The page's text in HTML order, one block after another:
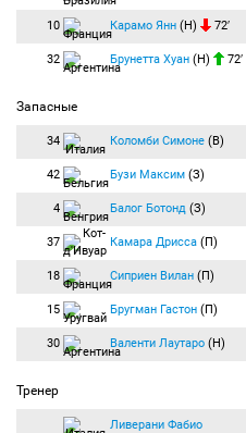
10 Карамо Янн (Н) 72′
32 Брунетта Хуан (Н) 72′
Запасные
34 Коломби Симоне (В)
42 Бузи Максим (З)
4 Балог Ботонд (З)
37 Камара Дрисса (П)
18 Сиприен Вилан (П)
15 Бругман Гастон (П)
30 Валенти Лаутаро (Н)
Тренер
Ливерани Фабио